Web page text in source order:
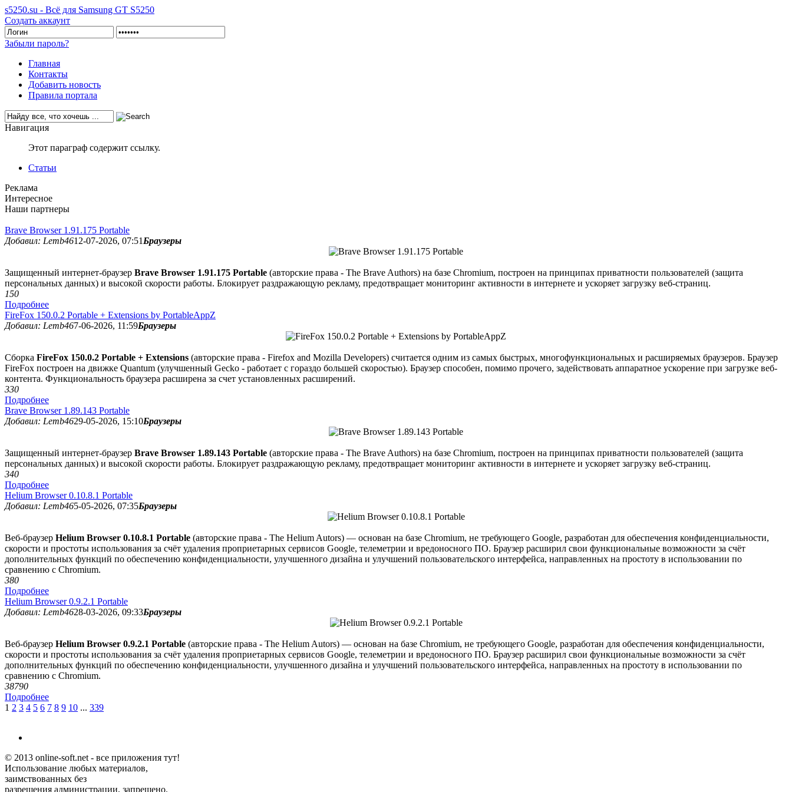
s5250.su - Всё для Samsung GT S5250
Создать аккаунт
Забыли пароль?
Главная
Контакты
Добавить новость
Правила портала
Навигация
Этот параграф содержит ссылку.
Статьи
Реклама
Интересное
Наши партнеры
Brave Browser 1.91.175 Portable
Добавил: Lemb4612-07-2026, 07:51 Браузеры
Защищенный интернет-браузер Brave Browser 1.91.175 Portable (авторские права - The Brave Authors) на базе Chromium, построен на принципах приватности пользователей (защита
персональных данных) и высокой скорости работы. Блокирует раздражающую рекламу, предотвращает мониторинг активности в интернете и ускоряет загрузку веб-страниц.
150
Подробнее
FireFox 150.0.2 Portable + Extensions by PortableAppZ
Добавил: Lemb467-06-2026, 11:59Браузеры
Cборка FireFox 150.0.2 Portable + Extensions (авторские права - Firefox and Mozilla Developers) считается одним из самых быстрых, многофункциональных и расширяемых браузеров. Браузер
FireFox построен на движке Quantum (улучшенный Gecko - работает с гораздо большей скоростью). Браузер способен, помимо прочего, задействовать аппаратное ускорение при загрузке веб-
контента. Функциональность браузера расширена за счет установленных расширений.
330
Подробнее
Brave Browser 1.89.143 Portable
Добавил: Lemb4629-05-2026, 15:10Браузеры
Защищенный интернет-браузер Brave Browser 1.89.143 Portable (авторские права - The Brave Authors) на базе Chromium, построен на принципах приватности пользователей (защита
персональных данных) и высокой скорости работы. Блокирует раздражающую рекламу, предотвращает мониторинг активности в интернете и ускоряет загрузку веб-страниц.
340
Подробнее
Helium Browser 0.10.8.1 Portable
Добавил: Lemb465-05-2026, 07:35Браузеры
Веб-браузер Helium Browser 0.10.8.1 Portable (авторские права - The Helium Autors) — основан на базе Chromium, не требующего Google, разработан для обеспечения конфиденциальности,
скорости и простоты использования за счёт удаления проприетарных сервисов Google, телеметрии и вредоносного ПО. Браузер расширил свои функциональные возможности за счёт
дополнительных функций по обеспечению конфиденциальности, улучшенного дизайна и улучшений пользовательского интерфейса, направленных на проcтоту в использовании по
сравнению с Chromium.
380
Подробнее
Helium Browser 0.9.2.1 Portable
Добавил: Lemb4628-03-2026, 09:33Браузеры
Веб-браузер Helium Browser 0.9.2.1 Portable (авторские права - The Helium Autors) — основан на базе Chromium, не требующего Google, разработан для обеспечения конфиденциальности,
скорости и простоты использования за счёт удаления проприетарных сервисов Google, телеметрии и вредоносного ПО. Браузер расширил свои функциональные возможности за счёт
дополнительных функций по обеспечению конфиденциальности, улучшенного дизайна и улучшений пользовательского интерфейса, направленных на проcтоту в использовании по
сравнению с Chromium.
38790
Подробнее
1 2 3 4 5 6 7 8 9 10 ... 339
© 2013 online-soft.net - все приложения тут!
Использование любых материалов,
заимствованных без
разрешения администрации, запрещено.